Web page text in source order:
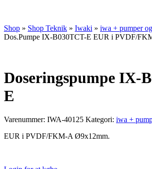
Shop » Shop Teknik » Iwaki » iwa + pumper
Dos.Pumpe IX-B030TCT-E EUR i PVDF/
Doseringspumpe IX-
E
Varenummer: IWA-40125 Kategori: iwa +
EUR i PVDF/FKM-A Ø9x12mm.